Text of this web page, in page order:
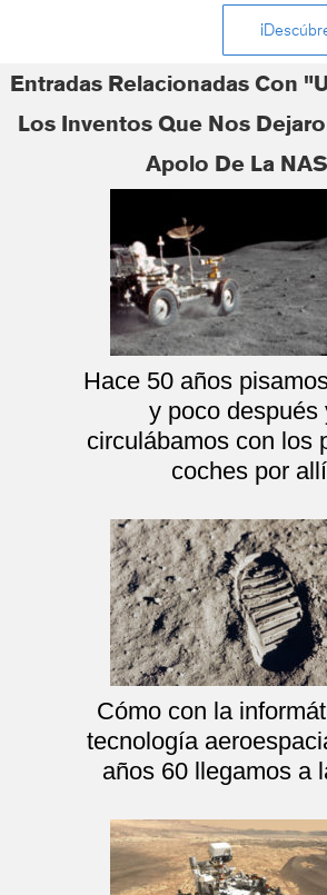
Entradas Relacionadas Con
Los Inventos Que Nos
Apolo De La
Hace 50 años
y poco después
circulábamos con los
coches por allí
Cómo con la
tecnología
años 60 llegamos a